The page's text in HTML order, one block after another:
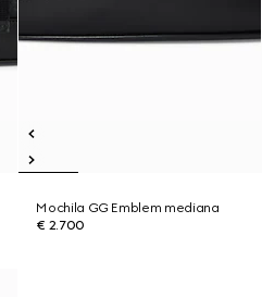
Mochila GG Emblem mediana
€ 2.700